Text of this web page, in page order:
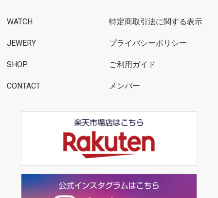
WATCH
JEWERY
SHOP
CONTACT
特定商取引法に関する表示
プライバシーポリシー
ご利用ガイド
メンバー